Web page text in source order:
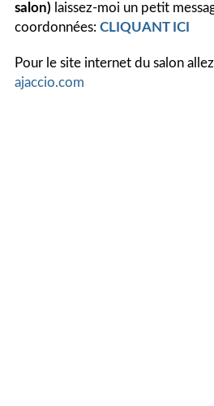
salon) laissez-moi un petit
coordonnées: CLIQUANT ICI
Pour le site internet du salon
ajaccio.com